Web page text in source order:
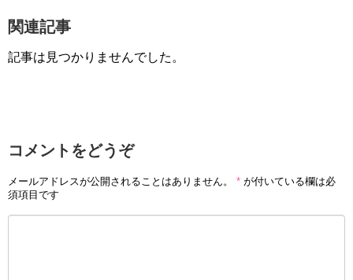
関連記事
記事は見つかりませんでした。
コメントをどうぞ
メールアドレスが公開されることはありません。 * が付いている欄は必
須項目です